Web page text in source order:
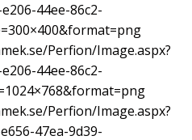
44ee-86c2-
Perfion/Image.aspx?
44ee-86c2-
Perfion/Image.aspx?
47ea-9d39-